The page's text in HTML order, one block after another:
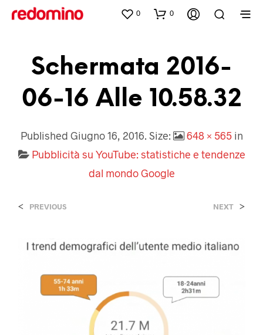
0 0
Schermata 2016-
06-16 Alle 10.58.32
Published Giugno 16, 2016. Size: 648 × 565in
Pubblicità su YouTube: statistiche e tendenze
dal mondo Google
< PREVIOUS NEXT >